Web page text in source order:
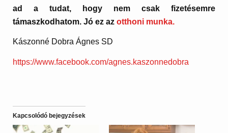
ad a tudat, hogy nem csak fizetésemre
támaszkodhatom. Jó ez azotthoni munka.
Kászonné Dobra Ágnes SD
https://www.facebook.com/agnes.kaszonnedobra
Kapcsolódó bejegyzések